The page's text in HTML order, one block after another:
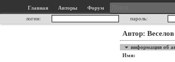
Главная Авторы
Форум
логин:
пароль:
Автор:
информация об
Имя: